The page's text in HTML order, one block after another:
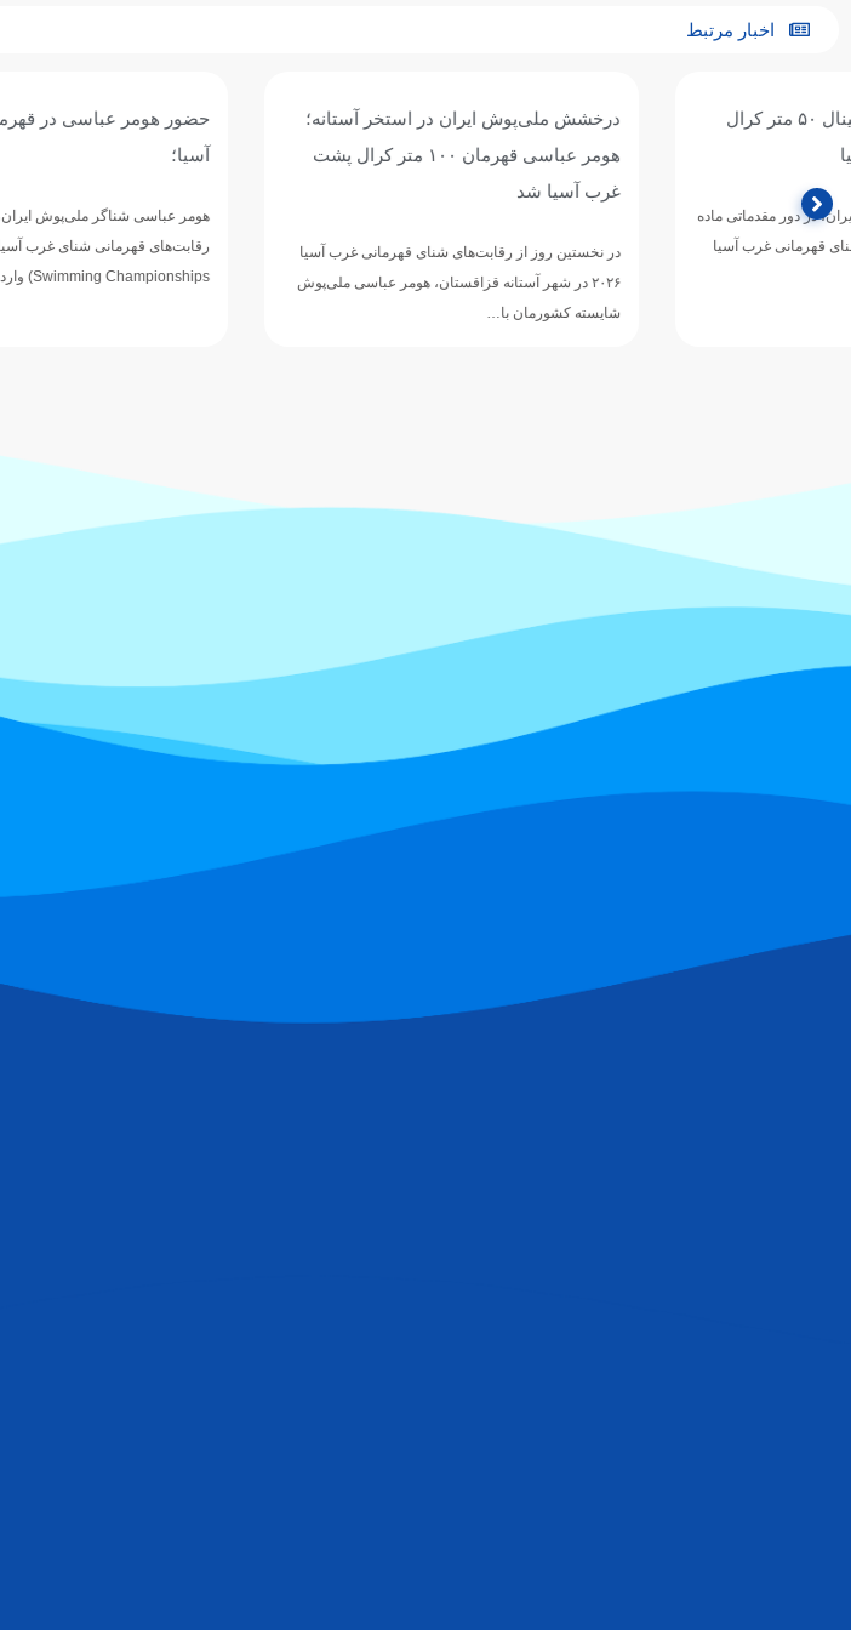
اخبار مرتبط
درخشش ملی‌پوش ایران در استخر آستانه؛
هومر عباسی قهرمان ۱۰۰ متر کرال پشت
غرب آسیا شد
در نخستین روز از رقابت‌های شنای قهرمانی غرب آسیا
۲۰۲۶ در شهر آستانه قزاقستان، هومر عباسی ملی‌پوش
حضور هومر عباسی در قهرمانی شنای غرب
آسیا؛
هومر عباسی شناگر ملی‌پوش ایران، برای حضور در
رقابت‌های قهرمانی شنای غرب آسیا (AOSI West Asian
Swimming Championships) وارد شهر…